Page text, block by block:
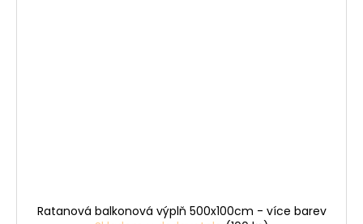
Ratanová balkonová výplň 500x100cm - více barev